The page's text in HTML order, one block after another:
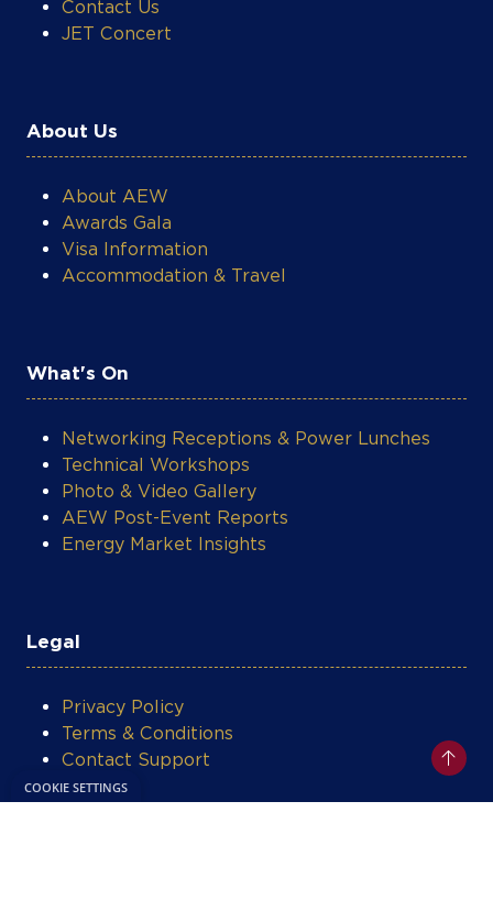
JET Concert
Awards Gala
Visa Information
Accommodation & Travel
Technical Workshops
Photo & Video Gallery
AEW Post-Event Reports
Energy Market Insights
Terms & Conditions
Contact Support